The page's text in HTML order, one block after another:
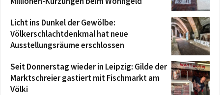
Licht ins Dunkel der Gewölbe:
Völkerschlachtdenkmal hat neue
Ausstellungsräume erschlossen
Seit Donnerstag wieder in Leipzig: Gilde der
Marktschreier gastiert mit Fischmarkt am
Völki